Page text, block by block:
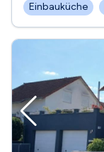
Einbauküche